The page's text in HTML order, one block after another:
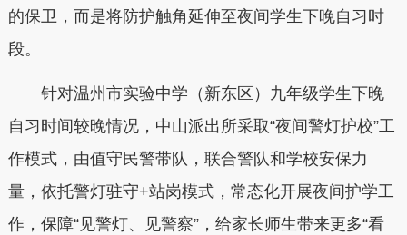
的保卫，而是将防护触角延伸至夜间学生下晚自习时
段。
针对温州市实验中学（新东区）九年级学生下晚
自习时间较晚情况，中山派出所采取“夜间警灯护校”工
作模式，由值守民警带队，联合警队和学校安保力
量，依托警灯驻守+站岗模式，常态化开展夜间护学工
作，保障“见警灯、见警察”，给家长师生带来更多“看